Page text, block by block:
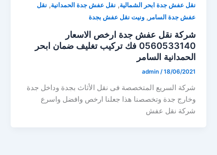
نقل عفش جدة ابحر الشمالية, نقل عفش جدة الحمدانية, نقل
عفش جدة السامر ,ونيت نقل عفش بجدة
شركة نقل عفش جدة ارخص الاسعار
0560533140 فك تركيب تغليف ضمان ابحر
الحمدانية السامر
admin /18/06/2021
شركة السريع المتخصصة فى نقل الأثاث بجدة وداخل جدة
وخارج جدة وتخصصنا هذا جعلنا ارخص وافضل واسرع
شركة نقل عفش